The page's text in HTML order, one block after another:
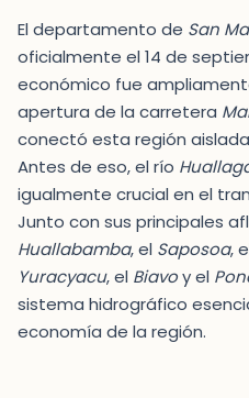
El departamento de San
oficialmente el 14 de
económico fue
apertura de la carretera
conectó esta región
Antes de eso, el río
igualmente crucial en el
Junto con sus principales
Huallabamba, el Saposoa,
Yuracyacu, el Biavoy el
sistema hidrográfico
economía de la región.